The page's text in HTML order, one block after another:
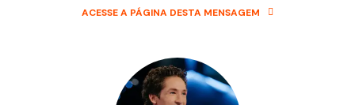
ACESSE A PÁGINA DESTA MENSAGEM